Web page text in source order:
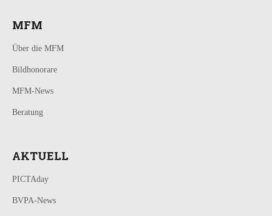
MFM
Über die MFM
Bildhonorare
MFM-News
Beratung
AKTUELL
PICTAday
BVPA-News